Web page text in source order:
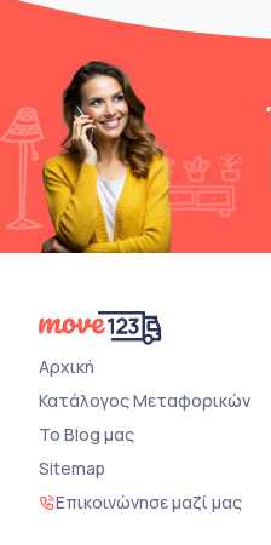
Αρχική
Κατάλογος Μεταφορικών
Το Blog μας
Sitemap
Επικοινώνησε μαζί μας